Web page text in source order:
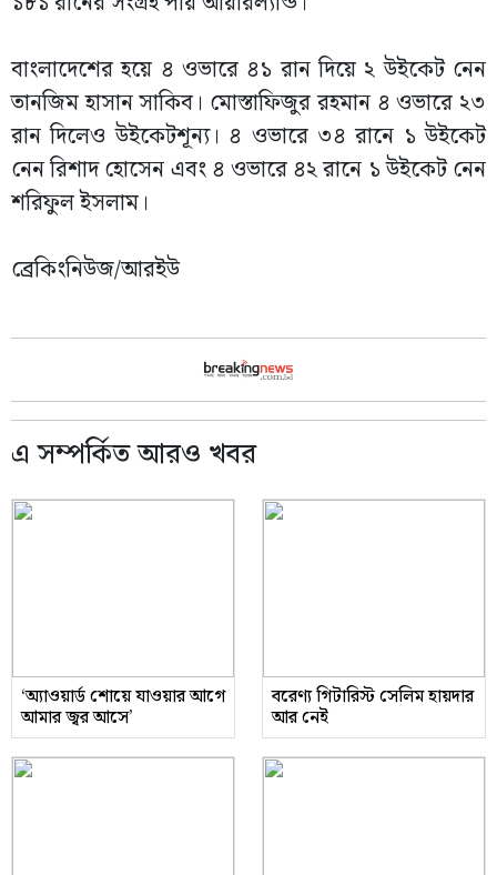
বাংলাদেশের হয়ে ৪ ওভারে ৪১ রান দিয়ে ২ উইকেট নেন
তানজিম হাসান সাকিব। মোস্তাফিজুর রহমান ৪ ওভারে ২৩
রান দিলেও উইকেটশূন্য। ৪ ওভারে ৩৪ রানে ১ উইকেট
নেন রিশাদ হোসেন এবং ৪ ওভারে ৪২ রানে ১ উইকেট নেন
শরিফুল ইসলাম।
ব্রেকিংনিউজ/আরইউ
এ সম্পর্কিত আরও খবর
‘অ্যাওয়ার্ড শোয়ে যাওয়ার আগে
আমার জ্বর আসে’
বরেণ্য গিটারিস্ট সেলিম হায়দার
আর নেই